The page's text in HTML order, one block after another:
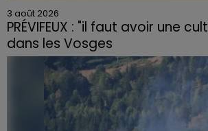
3 août 2026
PRÉVIFEUX : "il faut avoir une
dans les Vosges